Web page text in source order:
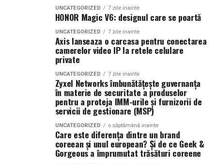
Colecția a fost dezvoltată în colaborare cu Givaudan și
cu noua generație de parfumieri ai școlii sale de
parfumerie. În cadrul unui proiect unic, aceștia au
primit aceeași provocare: să creeze fără reguli, fără
constrângeri comerciale și fără limitări de cost.
Rezultatul este o colecție de parfumuri moderne,
construite în jurul creativității și al ingredientelor
Pentru cei care vor să descopere mai mult decât
episoade disponibile pe YouTube , unde poate fi urmărit
întregul proces de creație, de la inspirație și alegerea
ingredientelor până la competiția dintre parfumieri.
UNCATEGORIZED 7 zile inainte
HONOR Magic V6: designul care se poartă
UNCATEGORIZED 7 zile inainte
Axis lanseaza o carcasa pentru conectarea
camerelor video IP la retele celulare
private
UNCATEGORIZED 7 zile inainte
Zyxel Networks îmbunătățește guvernanța
în materie de securitate a produselor
pentru a proteja IMM-urile și furnizorii de
servicii de gestionare (MSP)
UNCATEGORIZED o săptămână inainte
Care este diferența dintre un brand
coreean și unul european? Și de ce Geek &
Gorgeous a împrumutat trăsături coreene